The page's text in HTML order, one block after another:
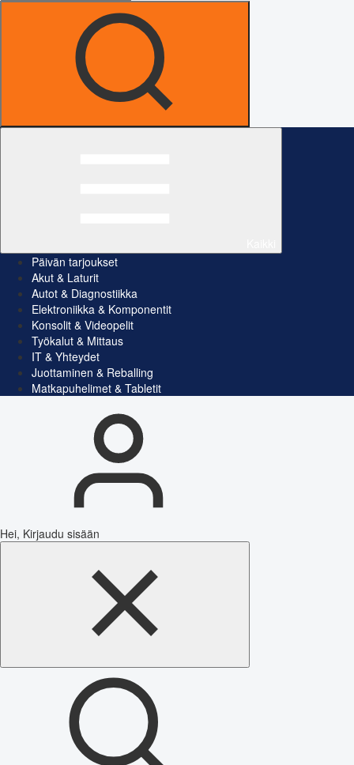
Päivän tarjoukset
Akut & Laturit
Autot & Diagnostiikka
Elektroniikka & Komponentit
Konsolit & Videopelit
Työkalut & Mittaus
IT & Yhteydet
Juottaminen & Reballing
Matkapuhelimet & Tabletit
Hei, Kirjaudu sisään